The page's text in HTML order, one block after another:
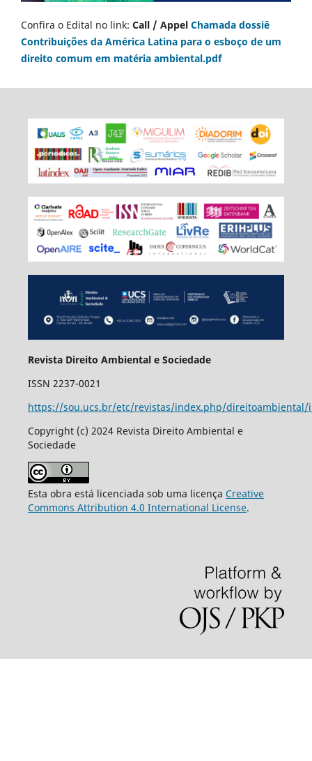
Confira o Edital no link: Call / Appel Chamada dossiê
Contribuições da América Latina para o esboço de um
direito comum em matéria ambiental.pdf
Revista Direito Ambiental e Sociedade
ISSN 2237-0021
https://sou.ucs.br/etc/revistas/index.php/direitoambiental/
Copyright (c) 2024 Revista Direito Ambiental e
Sociedade
Esta obra está licenciada sob uma licença Creative
Commons Attribution 4.0 International License.